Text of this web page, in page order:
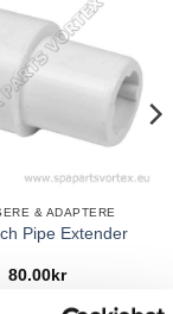
& ADAPTERE
Pipe Extender
80.00kr